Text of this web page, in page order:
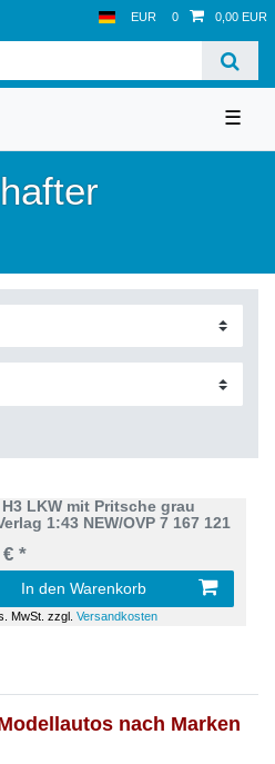
EUR 0 0,00 EUR
☰
LKW mit Pritsche grau
1:43 NEW/OVP 7 167 121
€ *
In den Warenkorb
MwSt. zzgl.Versandkosten
nach Marken